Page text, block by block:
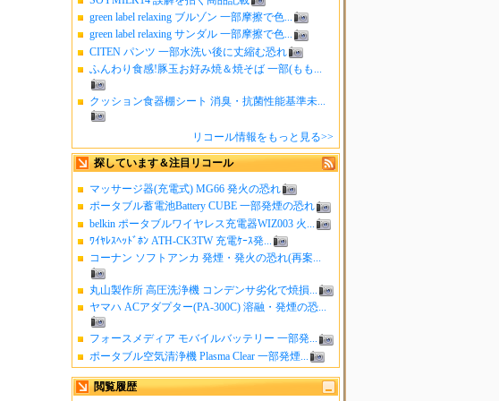
green label relaxing ブルゾン 一部摩擦で色...
green label relaxing サンダル 一部摩擦で色...
CITEN パンツ 一部水洗い後に丈縮む恐れ
ふんわり食感!豚玉お好み焼＆焼そば 一部(もも...
クッション食器棚シート 消臭・抗菌性能基準未...
リコール情報をもっと見る>>
探しています＆注目リコール
マッサージ器(充電式) MG66 発火の恐れ
ポータブル蓄電池Battery CUBE 一部発煙の恐れ
belkin ポータブルワイヤレス充電器WIZ003 火...
ﾜｲﾔﾚｽﾍｯﾄﾞﾎﾝ ATH-CK3TW 充電ｹｰｽ発...
コーナン ソフトアンカ 発煙・発火の恐れ(再案...
丸山製作所 高圧洗浄機 コンデンサ劣化で焼損...
ヤマハ ACアダプター(PA-300C) 溶融・発煙の恐...
フォースメディア モバイルバッテリー 一部発...
ポータブル空気清浄機 Plasma Clear 一部発煙...
閲覧履歴